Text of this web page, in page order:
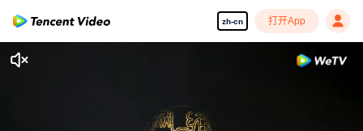
zh-cn 打开App